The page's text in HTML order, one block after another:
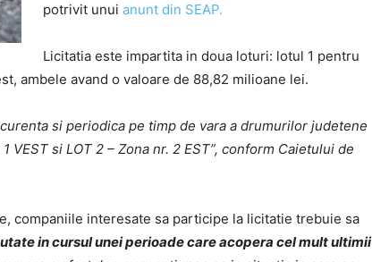
potrivit unui anunt din SEAP.
Licitatia este impartita in doua loturi: lotul 1 pentru
ambele avand o valoare de 88,82 milioane lei.
si periodica pe timp de vara a drumurilor judetene
VEST si LOT 2 – Zona nr. 2 EST”, conform Caietului de
companiile interesate sa participe la licitatie trebuie sa
in cursul unei perioade care acopera cel mult ultimii